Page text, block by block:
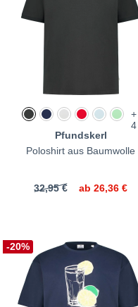
+
4
Pfundskerl
Poloshirt aus Baumwolle
32,95 € ab 26,36 €
-20%